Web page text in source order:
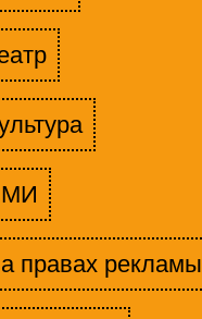
правах рекламы